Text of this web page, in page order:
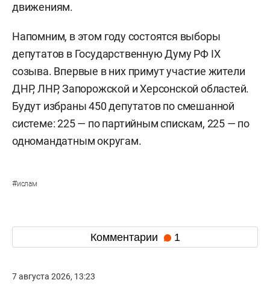
движениям.
Напомним, в этом году состоятся выборы
депутатов в Государственную Думу РФ IX
созыва. Впервые в них примут участие жители
ДНР, ЛНР, Запорожской и Херсонской областей.
Будут избраны 450 депутатов по смешанной
системе: 225 — по партийным спискам, 225 — по
одномандатным округам.
#ислам
Комментарии 1
7 августа 2026, 13:23